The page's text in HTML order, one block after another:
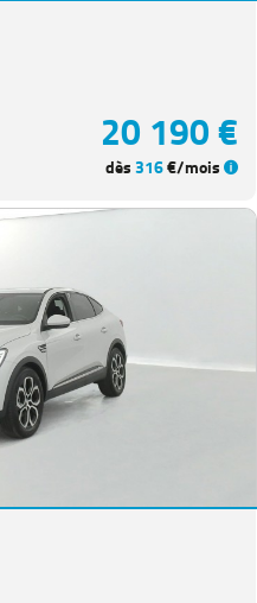
20 190 €
dès316€/mois